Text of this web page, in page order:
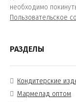
необходимо
Пользовательское
РАЗДЕЛЫ
Кондитерские
Мармелад оптом